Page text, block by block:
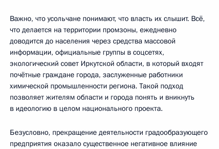
Важно, что усольчане понимают, что власть их слышит. Всё,
что делается на территории промзоны, ежедневно
доводится до населения через средства массовой
информации, официальные группы в соцсетях,
экологический совет Иркутской области, в который входят
почётные граждане города, заслуженные работники
химической промышленности региона. Такой подход
позволяет жителям области и города понять и вникнуть
в идеологию в целом национального проекта.
Безусловно, прекращение деятельности градообразующего
предприятия оказало существенное негативное влияние